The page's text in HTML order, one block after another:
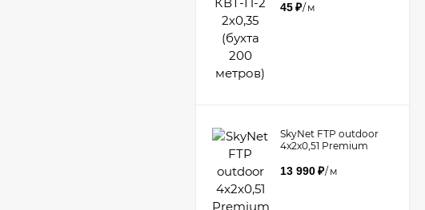
45₽/ м
​SkyNet FTP outdoor
4x2x0,51 Premium
13 990₽/ м